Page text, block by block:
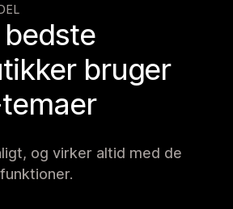
bruger
og virker altid med de